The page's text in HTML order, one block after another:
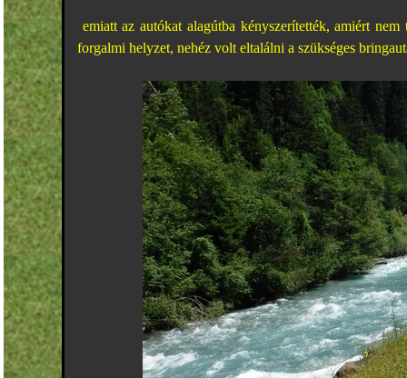
emiatt az autókat alagútba kényszerítették, amiért
forgalmi helyzet, nehéz volt eltalálni a szükséges